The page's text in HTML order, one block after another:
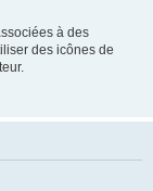
à des
des icônes de